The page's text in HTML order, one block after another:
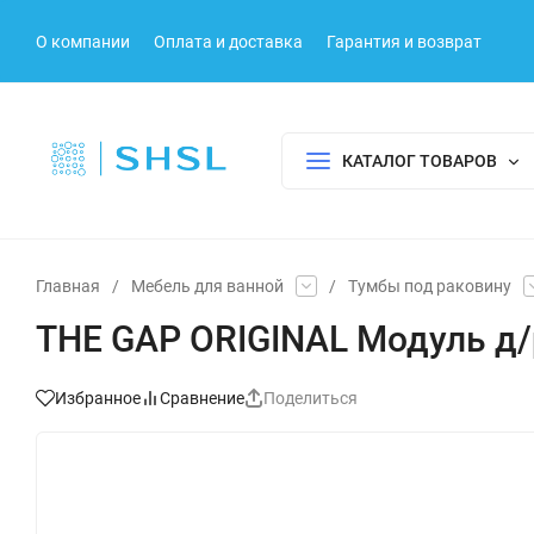
О компании Оплата и доставка Гарантия и возврат
КАТАЛОГ ТОВАРОВ
Главная / Мебель для ванной / Тумбы под раковину
THE GAP ORIGINAL Модуль
Избранное Сравнение Поделиться